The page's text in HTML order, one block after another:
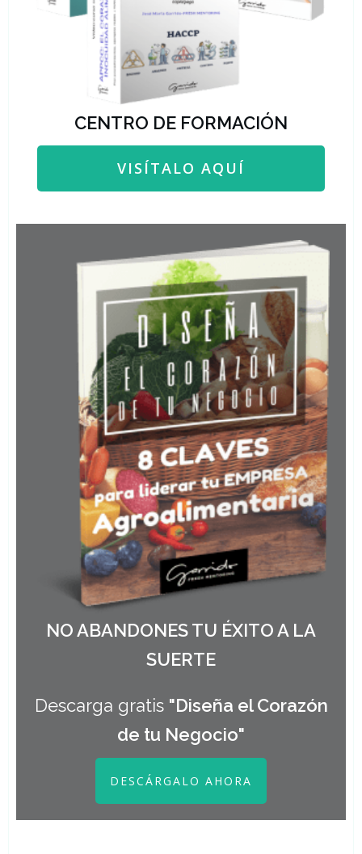
CENTRO DE FORMACIÓN
VISÍTALO AQUÍ
NO ABANDONES TU ÉXITO A LA
SUERTE
Descarga gratis "Diseña el Corazón
de tu Negocio"
DESCÁRGALO AHORA